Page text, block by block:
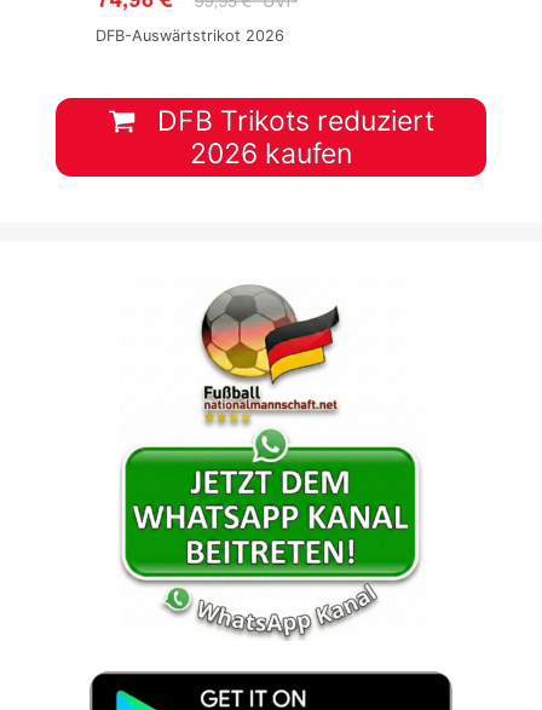
DFB-Auswärtstrikot 2026
DFB Trikots reduziert
2026 kaufen